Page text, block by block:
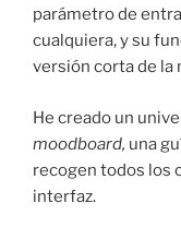
parámetro de
cualquiera, y su
versión corta de la
He creado un
moodboard, una
recogen todos los
interfaz.